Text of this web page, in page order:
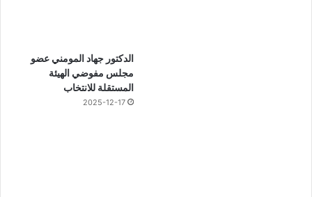
الدكتور جهاد المومني عضو
مجلس مفوضي الهيئة
المستقلة للانتخاب
2025-12-17